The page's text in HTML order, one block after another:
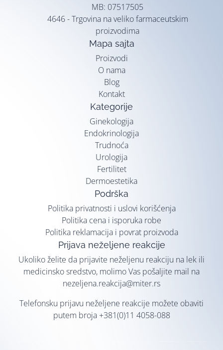
MB: 07517505
4646 - Trgovina na veliko farmaceutskim
proizvodima
Mapa sajta
Proizvodi
O nama
Blog
Kontakt
Kategorije
Ginekologija
Endokrinologija
Trudnoća
Urologija
Fertilitet
Dermoestetika
Podrška
Politika privatnosti i uslovi korišćenja
Politika cena i isporuka robe
Politika reklamacija i povrat proizvoda
Prijava neželjene reakcije
Ukoliko želite da prijavite neželjenu reakciju na lek ili
medicinsko sredstvo, molimo Vas pošaljite mail na
nezeljena.reakcija@miter.rs
Telefonsku prijavu neželjene reakcije možete obaviti
putem broja +381(0)11 4058-088